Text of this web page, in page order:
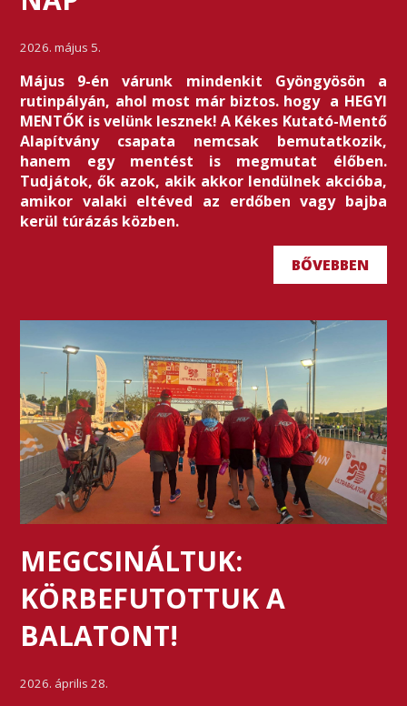
2026. május 5.
Május 9-én várunk mindenkit Gyöngyösön a
rutinpályán, ahol most már biztos. hogy a HEGYI
MENTŐK is velünk lesznek! A Kékes Kutató-Mentő
Alapítvány csapata nemcsak bemutatkozik,
hanem egy mentést is megmutat élőben.
Tudjátok, ők azok, akik akkor lendülnek akcióba,
amikor valaki eltéved az erdőben vagy bajba
kerül túrázás közben.
BŐVEBBEN
MEGCSINÁLTUK:
KÖRBEFUTOTTUK A
BALATONT!
2026. április 28.